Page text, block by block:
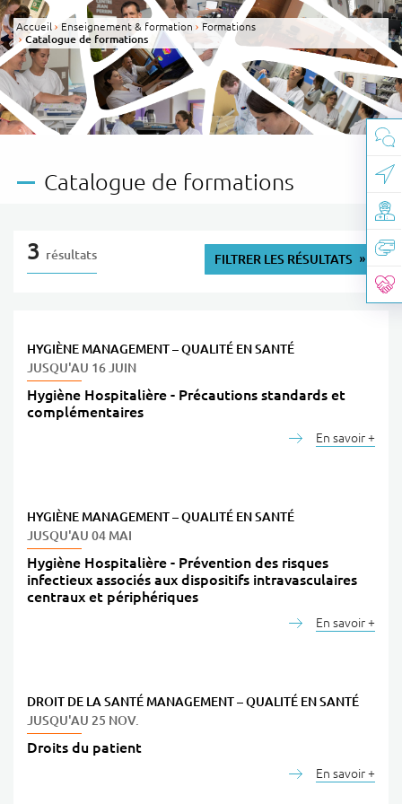
Accueil Enseignement & formation
Formations
Page active :
Catalogue de formations
Catalogue de formations
3 résultats FILTRER LES RÉSULTATS
Hygiène Hospitalière - Précautions standards et
complémentaires
HYGIÈNE MANAGEMENT – QUALITÉ EN SANTÉ
JUSQU'AU 16 JUIN
En savoir +
Hygiène Hospitalière - Prévention des risques
infectieux associés aux dispositifs intravasculaires
centraux et périphériques
HYGIÈNE MANAGEMENT – QUALITÉ EN SANTÉ
JUSQU'AU 04 MAI
En savoir +
Droits du patient
DROIT DE LA SANTÉ MANAGEMENT – QUALITÉ EN SANTÉ
JUSQU'AU 25 NOV.
En savoir +
Panneau de gestion des cookies